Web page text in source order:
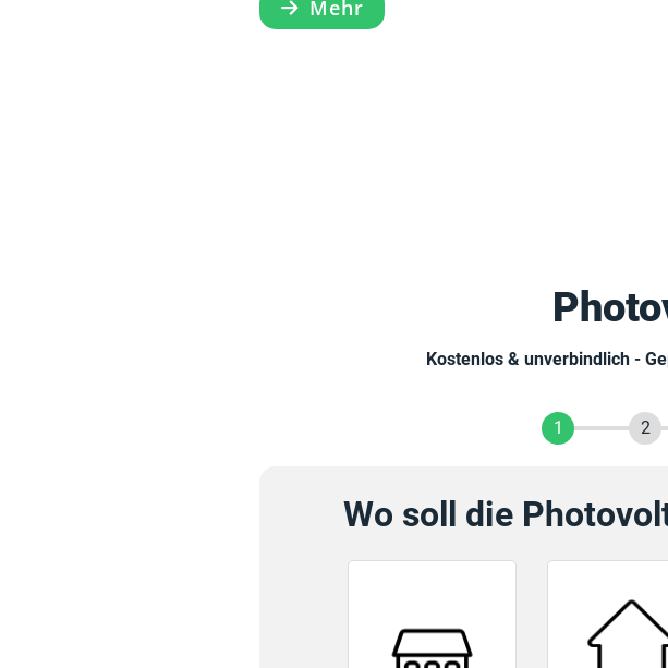
Mehr
Kostenlos & unverbindlich -
1 2
Wo soll die